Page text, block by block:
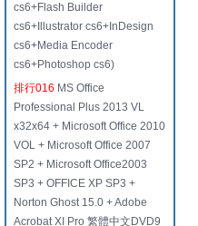
cs6+Flash Builder
cs6+Illustrator cs6+InDesign
cs6+Media Encoder
cs6+Photoshop cs6)
排行016 MS Office
Professional Plus 2013 VL
x32x64 + Microsoft Office 2010
VOL + Microsoft Office 2007
SP2 + Microsoft Office2003
SP3 + OFFICE XP SP3 +
Norton Ghost 15.0 + Adobe
Acrobat XI Pro 繁體中文DVD9